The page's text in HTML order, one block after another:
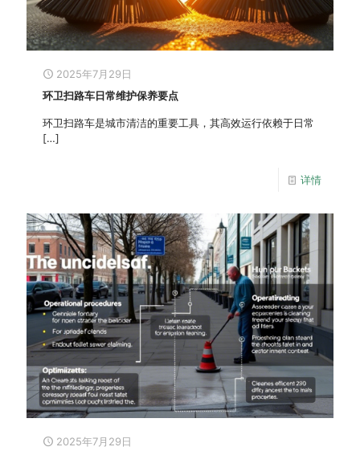
2025年7月29日
环卫扫路车日常维护保养要点
环卫扫路车是城市清洁的重要工具，其高效运行依赖于日常
[…]
详情
2025年7月29日